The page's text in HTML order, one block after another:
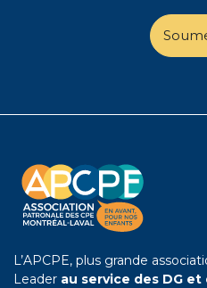
L’APCPE, plus grande
Leader au service des DG